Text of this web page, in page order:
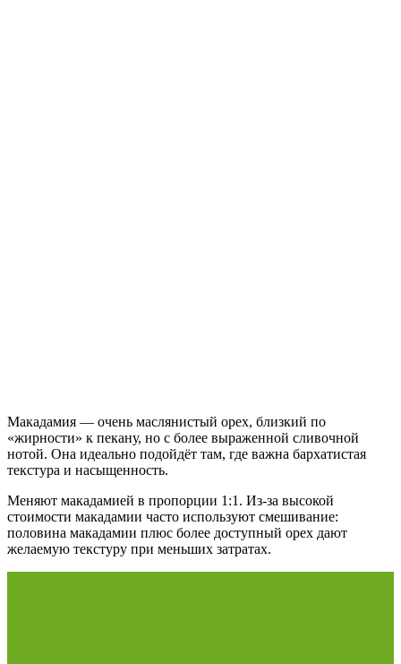
Макадамия — очень маслянистый орех, близкий по
«жирности» к пекану, но с более выраженной сливочной
нотой. Она идеально подойдёт там, где важна бархатистая
текстура и насыщенность.
Меняют макадамией в пропорции 1:1. Из‑за высокой
стоимости макадамии часто используют смешивание:
половина макадамии плюс более доступный орех дают
желаемую текстуру при меньших затратах.